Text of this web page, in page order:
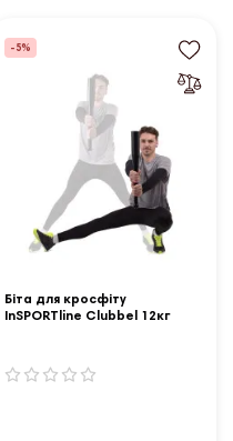
-5%
Біта для кросфіту
InSPORTline Clubbel 12кг